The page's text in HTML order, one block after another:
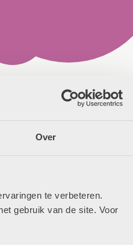
Over
te verbeteren.
gebruik van de site. Voor
van deze auteurs
aan de slag met taal
naar schoolrijpheid
rol van de bibliotheek